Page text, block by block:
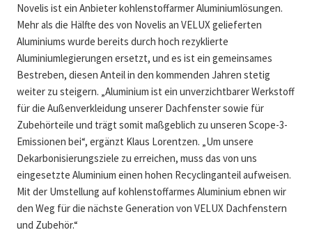
Novelis ist ein Anbieter kohlenstoffarmer Aluminiumlösungen.
Mehr als die Hälfte des von Novelis an VELUX gelieferten
Aluminiums wurde bereits durch hoch rezyklierte
Aluminiumlegierungen ersetzt, und es ist ein gemeinsames
Bestreben, diesen Anteil in den kommenden Jahren stetig
weiter zu steigern. „Aluminium ist ein unverzichtbarer Werkstoff
für die Außenverkleidung unserer Dachfenster sowie für
Zubehörteile und trägt somit maßgeblich zu unseren Scope-3-
Emissionen bei“, ergänzt Klaus Lorentzen. „Um unsere
Dekarbonisierungsziele zu erreichen, muss das von uns
eingesetzte Aluminium einen hohen Recyclinganteil aufweisen.
Mit der Umstellung auf kohlenstoffarmes Aluminium ebnen wir
den Weg für die nächste Generation von VELUX Dachfenstern
und Zubehör.“